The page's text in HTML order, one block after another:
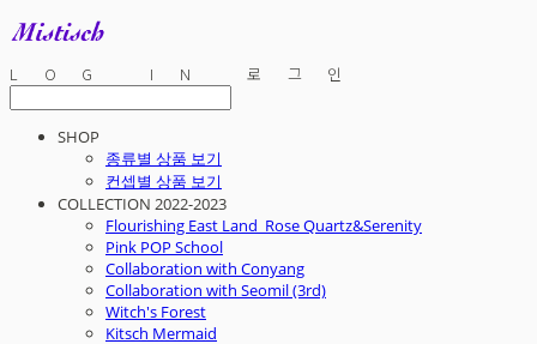
LOG IN 로그인
SHOP
종류별 상품 보기
컨셉별 상품 보기
COLLECTION 2022-2023
Flourishing East Land_Rose Quartz&Serenity
Pink POP School
Collaboration with Conyang
Collaboration with Seomil (3rd)
Witch's Forest
Kitsch Mermaid